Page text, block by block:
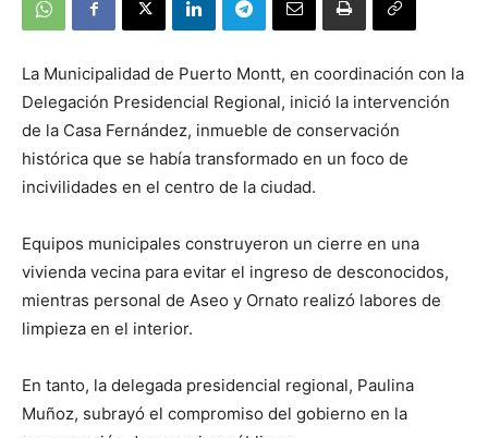
La Municipalidad de Puerto Montt, en coordinación con la
Delegación Presidencial Regional, inició la intervención
de la Casa Fernández, inmueble de conservación
histórica que se había transformado en un foco de
incivilidades en el centro de la ciudad.
Equipos municipales construyeron un cierre en una
vivienda vecina para evitar el ingreso de desconocidos,
mientras personal de Aseo y Ornato realizó labores de
limpieza en el interior.
En tanto, la delegada presidencial regional, Paulina
Muñoz, subrayó el compromiso del gobierno en la